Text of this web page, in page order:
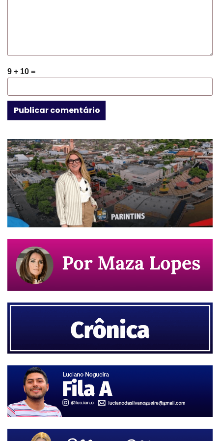
9 + 10 =